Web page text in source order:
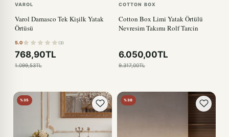
VAROL
Varol Damasco Tek Kişilk Yatak
Örtüsü
5.0 (3)
768,90TL
1.099,53TL
COTTON BOX
Cotton Box Limi Yatak Örtülü
Nevresim Takımı Rolf Tarcin
6.050,00TL
9.317,00TL
%35 %30